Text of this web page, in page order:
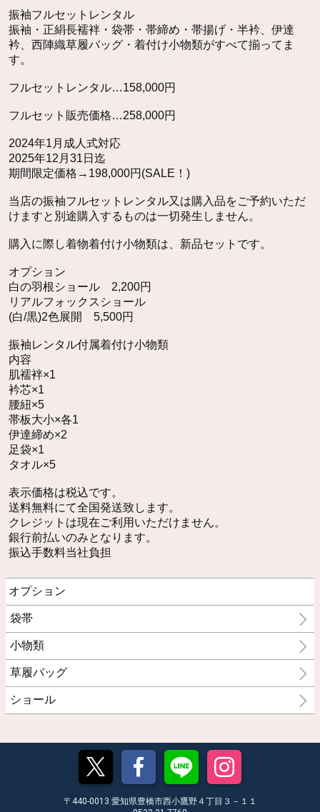
振袖フルセットレンタル
振袖・正絹長襦袢・袋帯・帯締め・帯揚げ・半衿、伊達
衿、西陣織草履バッグ・着付け小物類がすべて揃ってま
す。
フルセットレンタル…158,000円
フルセット販売価格…258,000円
2024年1月成人式対応
2025年12月31日迄
期間限定価格→198,000円(SALE！)
当店の振袖フルセットレンタル又は購入品をご予約いただ
けますと別途購入するものは一切発生しません。
購入に際し着物着付け小物類は、新品セットです。
オプション
白の羽根ショール 2,200円
リアルフォックスショール
(白/黒)2色展開 5,500円
振袖レンタル付属着付け小物類
内容
肌襦袢×1
衿芯×1
腰紐×5
帯板大小×各1
伊達締め×2
足袋×1
タオル×5
表示価格は税込です。
送料無料にて全国発送致します。
クレジットは現在ご利用いただけません。
銀行前払いのみとなります。
振込手数料当社負担
オプション
袋帯
小物類
草履バッグ
ショール
〒440-0013 愛知県豊橋市西小鷹野４丁目３－１１